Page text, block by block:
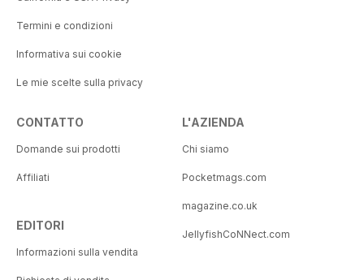
Termini e condizioni
Informativa sui cookie
Le mie scelte sulla privacy
CONTATTO
Domande sui prodotti
Affiliati
EDITORI
Informazioni sulla vendita
L'AZIENDA
Chi siamo
Pocketmags.com
magazine.co.uk
JellyfishCoNNect.com